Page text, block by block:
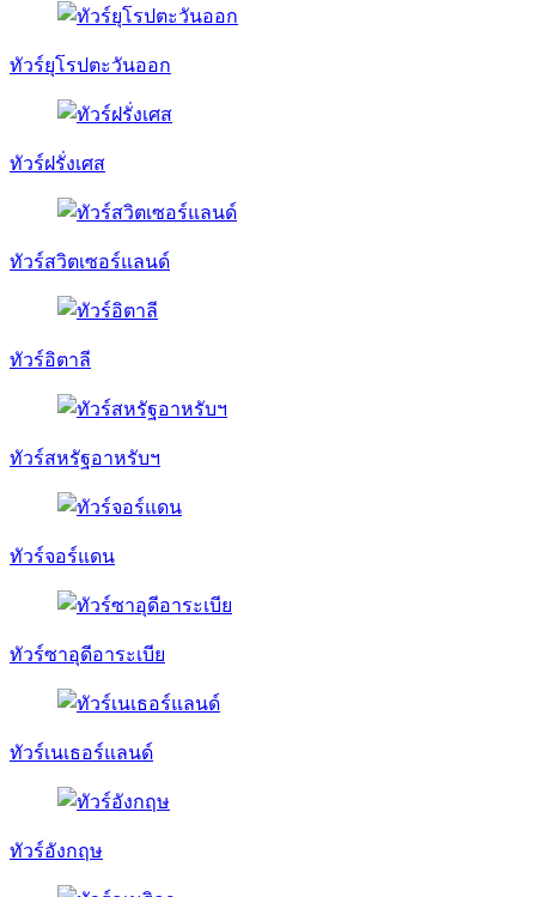
ทัวร์ยุโรปตะวันออก
ทัวร์ฝรั่งเศส
ทัวร์สวิตเซอร์แลนด์
ทัวร์อิตาลี
ทัวร์สหรัฐอาหรับฯ
ทัวร์จอร์แดน
ทัวร์ซาอุดีอาระเบีย
ทัวร์เนเธอร์แลนด์
ทัวร์อังกฤษ